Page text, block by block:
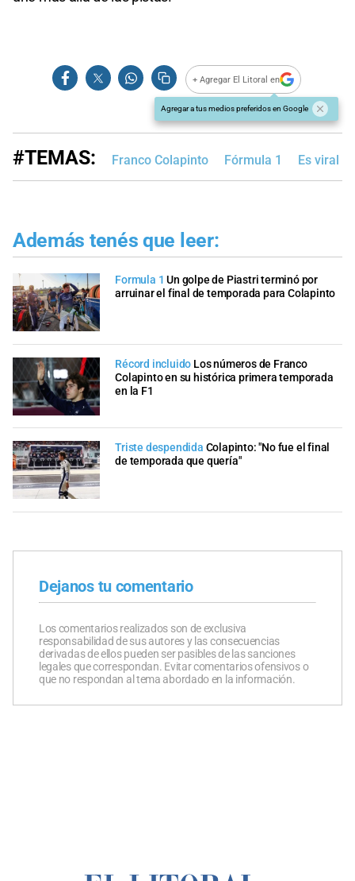
+ Agregar El Litoral en
Agregar a tus medios preferidos en Google
#TEMAS: Franco Colapinto Fórmula 1 Es viral
Además tenés que leer:
Formula 1 Un golpe de Piastri terminó por
arruinar el final de temporada para Colapinto
Récord incluido Los números de Franco
Colapinto en su histórica primera temporada
en la F1
Triste despendida Colapinto: "No fue el final
de temporada que quería"
Dejanos tu comentario
Los comentarios realizados son de exclusiva
responsabilidad de sus autores y las consecuencias
derivadas de ellos pueden ser pasibles de las sanciones
legales que correspondan. Evitar comentarios ofensivos o
que no respondan al tema abordado en la información.